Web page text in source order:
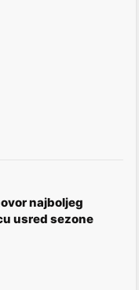
najboljeg
usred sezone